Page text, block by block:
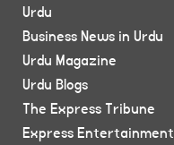
Urdu
Business News in Urdu
Urdu Magazine
Urdu Blogs
The Express Tribune
Express Entertainment